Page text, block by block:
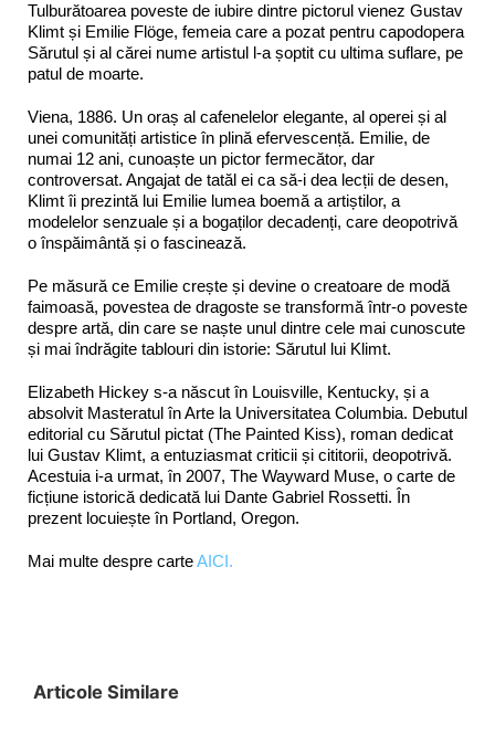
Tulburătoarea poveste de iubire dintre pictorul vienez Gustav
Klimt și Emilie Flöge, femeia care a pozat pentru capodopera
Sărutul și al cărei nume artistul l-a șoptit cu ultima suflare, pe
patul de moarte.
Viena, 1886. Un oraș al cafenelelor elegante, al operei și al
unei comunități artistice în plină efervescență. Emilie, de
numai 12 ani, cunoaște un pictor fermecător, dar
controversat. Angajat de tatăl ei ca să-i dea lecții de desen,
Klimt îi prezintă lui Emilie lumea boemă a artiștilor, a
modelelor senzuale și a bogaților decadenți, care deopotrivă
o înspăimântă și o fascinează.
Pe măsură ce Emilie crește și devine o creatoare de modă
faimoasă, povestea de dragoste se transformă într-o poveste
despre artă, din care se naște unul dintre cele mai cunoscute
și mai îndrăgite tablouri din istorie: Sărutul lui Klimt.
Elizabeth Hickey s-a născut în Louisville, Kentucky, și a
absolvit Masteratul în Arte la Universitatea Columbia. Debutul
editorial cu Sărutul pictat (The Painted Kiss), roman dedicat
lui Gustav Klimt, a entuziasmat criticii și cititorii, deopotrivă.
Acestuia i-a urmat, în 2007, The Wayward Muse, o carte de
ficțiune istorică dedicată lui Dante Gabriel Rossetti. În
prezent locuiește în Portland, Oregon.
Mai multe despre carteAICI.
Articole Similare